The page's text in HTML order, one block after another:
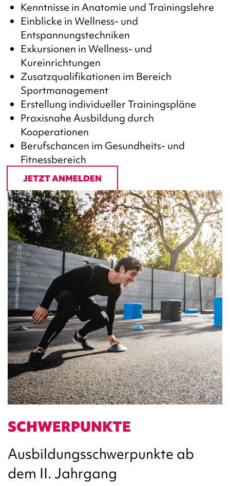
Kenntnisse in Anatomie und Trainingslehre
Einblicke in Wellness- und
Entspannungstechniken
Exkursionen in Wellness- und
Kureinrichtungen
Zusatzqualifikationen im Bereich
Sportmanagement
Erstellung individueller Trainingspläne
Praxisnahe Ausbildung durch
Kooperationen
Berufschancen im Gesundheits- und
Fitnessbereich
JETZT ANMELDEN
SCHWERPUNKTE
Ausbildungsschwerpunkte ab
dem II. Jahrgang